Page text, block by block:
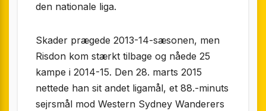
den nationale liga.
Skader prægede 2013-14-sæsonen, men
Risdon kom stærkt tilbage og nåede 25
kampe i 2014-15. Den 28. marts 2015
nettede han sit andet ligamål, et 88.-minuts
sejrsmål mod Western Sydney Wanderers